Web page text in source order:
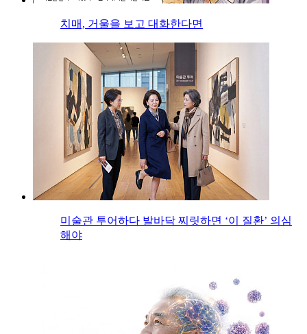
치매, 거울을 보고 대화한다면
미술관 투어하다 발바닥 찌릿하면 ‘이 질환’ 의심
해야